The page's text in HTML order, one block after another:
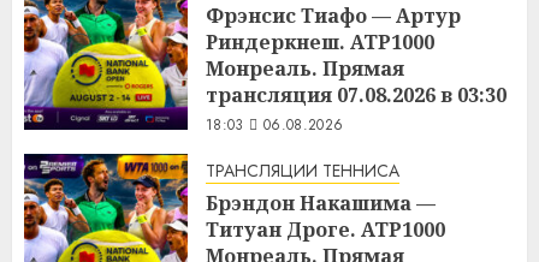
Фрэнсис Тиафо — Артур
Риндеркнеш. ATP1000
Монреаль. Прямая
трансляция 07.08.2026 в 03:30
18:03 06.08.2026
ТРАНСЛЯЦИИ ТЕННИСА
Брэндон Накашима —
Титуан Дроге. ATP1000
Монреаль. Прямая